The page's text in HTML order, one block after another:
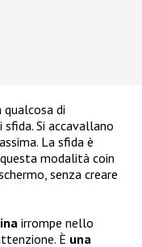
di
Si accavallano
La sfida è
modalità coin
senza creare
irrompe nello
È una